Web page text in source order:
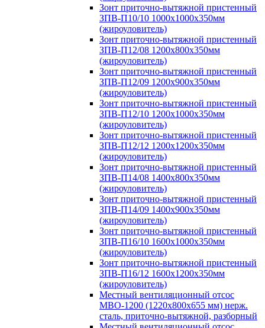
Зонт приточно-вытяжной пристенный
ЗПВ-П10/10 1000х1000х350мм
(жироуловитель)
Зонт приточно-вытяжной пристенный
ЗПВ-П12/08 1200х800х350мм
(жироуловитель)
Зонт приточно-вытяжной пристенный
ЗПВ-П12/09 1200х900х350мм
(жироуловитель)
Зонт приточно-вытяжной пристенный
ЗПВ-П12/10 1200х1000х350мм
(жироуловитель)
Зонт приточно-вытяжной пристенный
ЗПВ-П12/12 1200х1200х350мм
(жироуловитель)
Зонт приточно-вытяжной пристенный
ЗПВ-П14/08 1400х800х350мм
(жироуловитель)
Зонт приточно-вытяжной пристенный
ЗПВ-П14/09 1400х900х350мм
(жироуловитель)
Зонт приточно-вытяжной пристенный
ЗПВ-П16/10 1600х1000х350мм
(жироуловитель)
Зонт приточно-вытяжной пристенный
ЗПВ-П16/12 1600х1200х350мм
(жироуловитель)
Местный вентиляционный отсос
МВО-1200 (1220х800х655 мм) нерж.
сталь, приточно-вытяжной, разборный